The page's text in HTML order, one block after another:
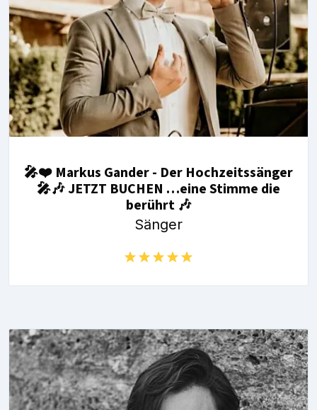
🎤❤️ Markus Gander - Der Hochzeitssänger
🎤🎶 JETZT BUCHEN …eine Stimme die
berührt 🎶
Sänger